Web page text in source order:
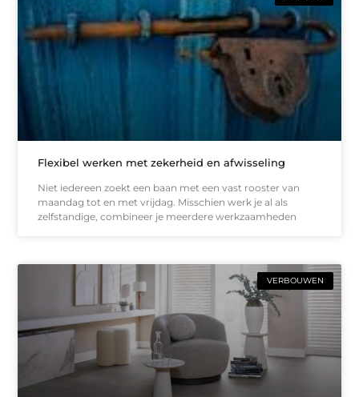
Flexibel werken met zekerheid en afwisseling
Niet iedereen zoekt een baan met een vast rooster van
maandag tot en met vrijdag. Misschien werk je al als
zelfstandige, combineer je meerdere werkzaamheden
VERBOUWEN